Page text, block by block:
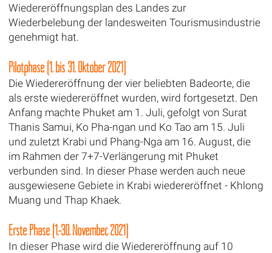
Wiedereröffnungsplan des Landes zur
Wiederbelebung der landesweiten Tourismusindustrie
genehmigt hat.
Pilotphase (1. bis 31. Oktober 2021)
Die Wiedereröffnung der vier beliebten Badeorte, die
als erste wiedereröffnet wurden, wird fortgesetzt. Den
Anfang machte Phuket am 1. Juli, gefolgt von Surat
Thanis Samui, Ko Pha-ngan und Ko Tao am 15. Juli
und zuletzt Krabi und Phang-Nga am 16. August, die
im Rahmen der 7+7-Verlängerung mit Phuket
verbunden sind. In dieser Phase werden auch neue
ausgewiesene Gebiete in Krabi wiedereröffnet - Khlong
Muang und Thap Khaek.
Erste Phase (1.-30. November, 2021)
In dieser Phase wird die Wiedereröffnung auf 10